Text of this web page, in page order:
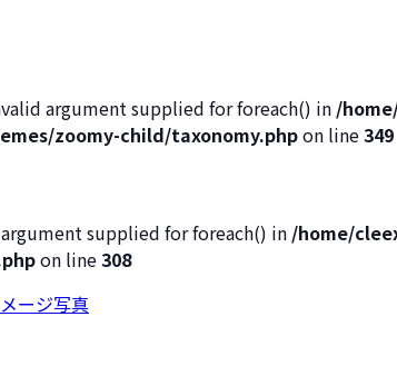
argument supplied for foreach() in /
zoomy-child/taxonomy.phpon line349
supplied for foreach() in /home/
on line308